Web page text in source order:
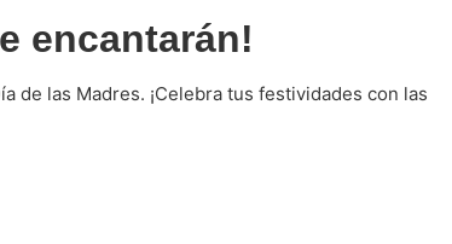
encantarán!
de las Madres. ¡Celebra tus festividades con las